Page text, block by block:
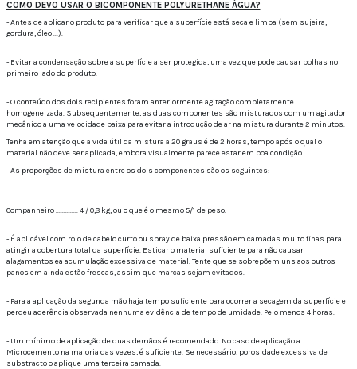
COMO DEVO USAR O BICOMPONENTE POLYURETHANE ÁGUA?
- Antes de aplicar o produto para verificar que a superfície está seca e limpa (sem sujeira,
gordura, óleo ...).
- Evitar a condensação sobre a superfície a ser protegida, uma vez que pode causar bolhas no
primeiro lado do produto.
- O conteúdo dos dois recipientes foram anteriormente agitação completamente
homogeneizada. Subsequentemente, as duas componentes são misturados com um agitador
mecânico a uma velocidade baixa para evitar a introdução de ar na mistura durante 2 minutos.
Tenha em atenção que a vida útil da mistura a 20 graus é de 2 horas, tempo após o qual o
material não deve ser aplicada, embora visualmente parece estar em boa condição.
- As proporções de mistura entre os dois componentes são os seguintes:
Companheiro .............. 4 / 0,8 kg, ou o que é o mesmo 5/1 de peso.
- É aplicável com rolo de cabelo curto ou spray de baixa pressão em camadas muito finas para
atingir a cobertura total da superfície. Esticar o material suficiente para não causar
alagamentos ea acumulação excessiva de material. Tente que se sobrepõem uns aos outros
panos em ainda estão frescas, assim que marcas sejam evitados.
- Para a aplicação da segunda mão haja tempo suficiente para ocorrer a secagem da superfície e
perdeu aderência observada nenhuma evidência de tempo de umidade. Pelo menos 4 horas.
- Um mínimo de aplicação de duas demãos é recomendado. No caso de aplicação a
Microcemento na maioria das vezes, é suficiente. Se necessário, porosidade excessiva de
substracto o aplique uma terceira camada.